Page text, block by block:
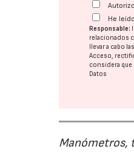
He
Responsable:
relacionados
llevar a cabo
Acceso,
considera que
Datos
Manómetros,